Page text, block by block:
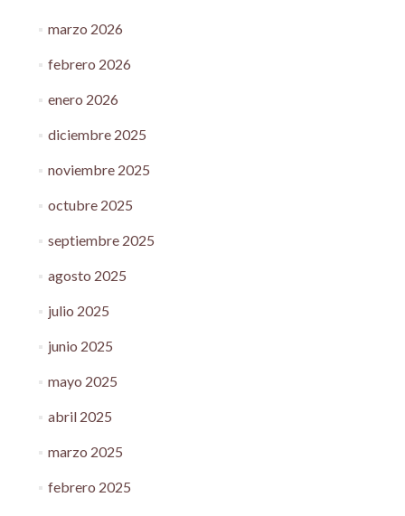
marzo 2026
febrero 2026
enero 2026
diciembre 2025
noviembre 2025
octubre 2025
septiembre 2025
agosto 2025
julio 2025
junio 2025
mayo 2025
abril 2025
marzo 2025
febrero 2025